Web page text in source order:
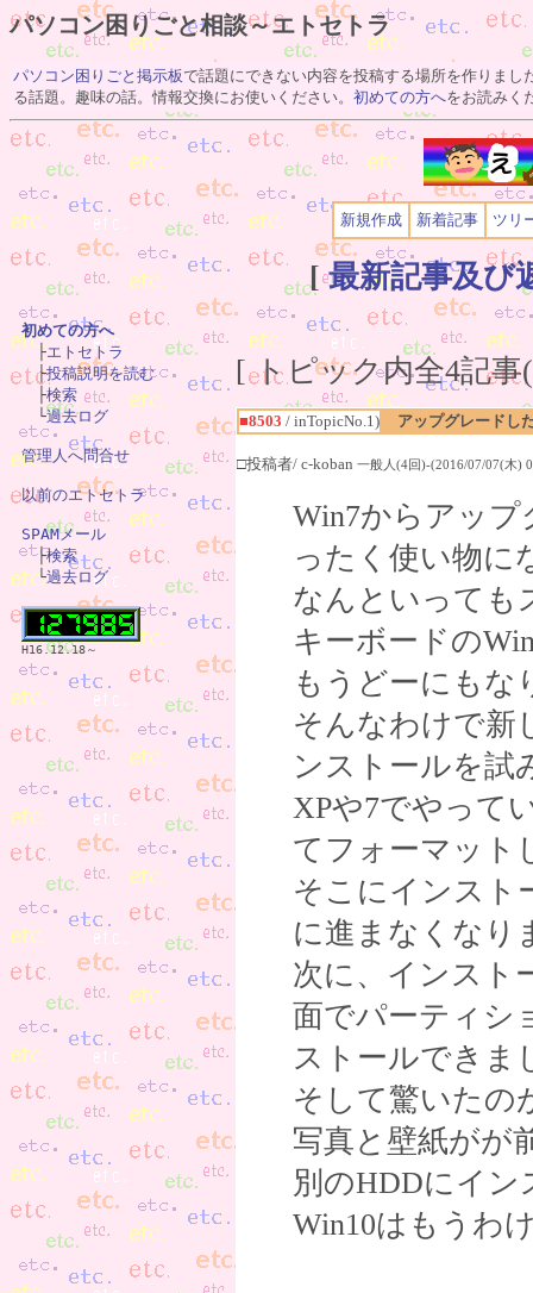
パソコン困りごと相談～エトセトラ
パソコン困りごと掲示板で話題にできない内容を投稿する場所を作りまし
る話題。趣味の話。情報交換にお使いください。 初めての方へをお読みく
新規作成 新着記事 ツリ
[最新記事及び
[ トピック内全4記
■8503 / inTopicNo.1) アップグレードし
□投稿者/ c-koban 一般人(4回)-(2016/07/07(木)
Win7からアップ
ったく使い物に
なんといっても
キーボードの
もうどーにもな
そんなわけで新
ンストールを試
XPや7でやって
てフォーマット
そこにインスト
に進まなくなり
次に、インスト
面でパーティシ
ストールできま
そして驚いたの
写真と壁紙がが
別のHDDにイ
Win10はもうわ
初めての方へ
├エトセトラ
├投稿説明を読む
├検索
└過去ログ
管理人へ問合せ
以前のエトセトラ
SPAMメール
├検索
└過去ログ
H16.12.18～